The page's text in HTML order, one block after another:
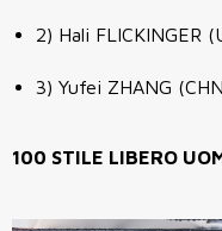
2) Hali FLICKINGER
3) Yufei ZHANG
100 STILE LIBERO